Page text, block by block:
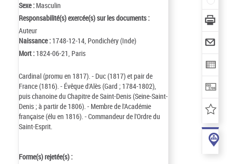
Sexe : Masculin
Responsabilité(s) exercée(s) sur les documents :
Auteur
Naissance : 1748-12-14, Pondichéry (Inde)
Mort : 1824-06-21, Paris
Cardinal (promu en 1817). - Duc (1817) et pair de
France (1816). - Évêque d'Alès (Gard ; 1784-1802),
puis chanoine du Chapitre de Saint-Denis (Seine-Saint-
Denis ; à partir de 1806). - Membre de l'Académie
française (élu en 1816). - Commandeur de l'Ordre du
Saint-Esprit.
Forme(s) rejetée(s) :